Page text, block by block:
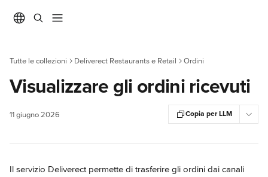
Tutte le collezioni Deliverect Restaurants e Retail Ordini
Visualizzare gli ordini ricevuti
11 giugno 2026 Copia per LLM
Il servizio Deliverect permette di trasferire gli ordini dai canali